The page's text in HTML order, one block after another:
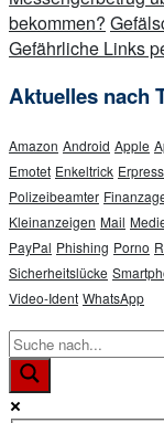
bekommen?
Gefährliche Links
Aktuelles nach
Amazon Android Apple
Emotet Enkeltrick
Polizeibeamter
Kleinanzeigen Mail
PayPal Phishing Porno
Sicherheitslücke
Video-Ident WhatsApp